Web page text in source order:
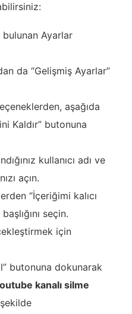
bulunan Ayarlar
da “Gelişmiş Ayarlar”
aşağıda
Kaldır” butonuna
kullanıcı adı ve
açın.
“İçeriğimi kalıcı
seçin.
için
butonuna dokunarak
kanalı silme